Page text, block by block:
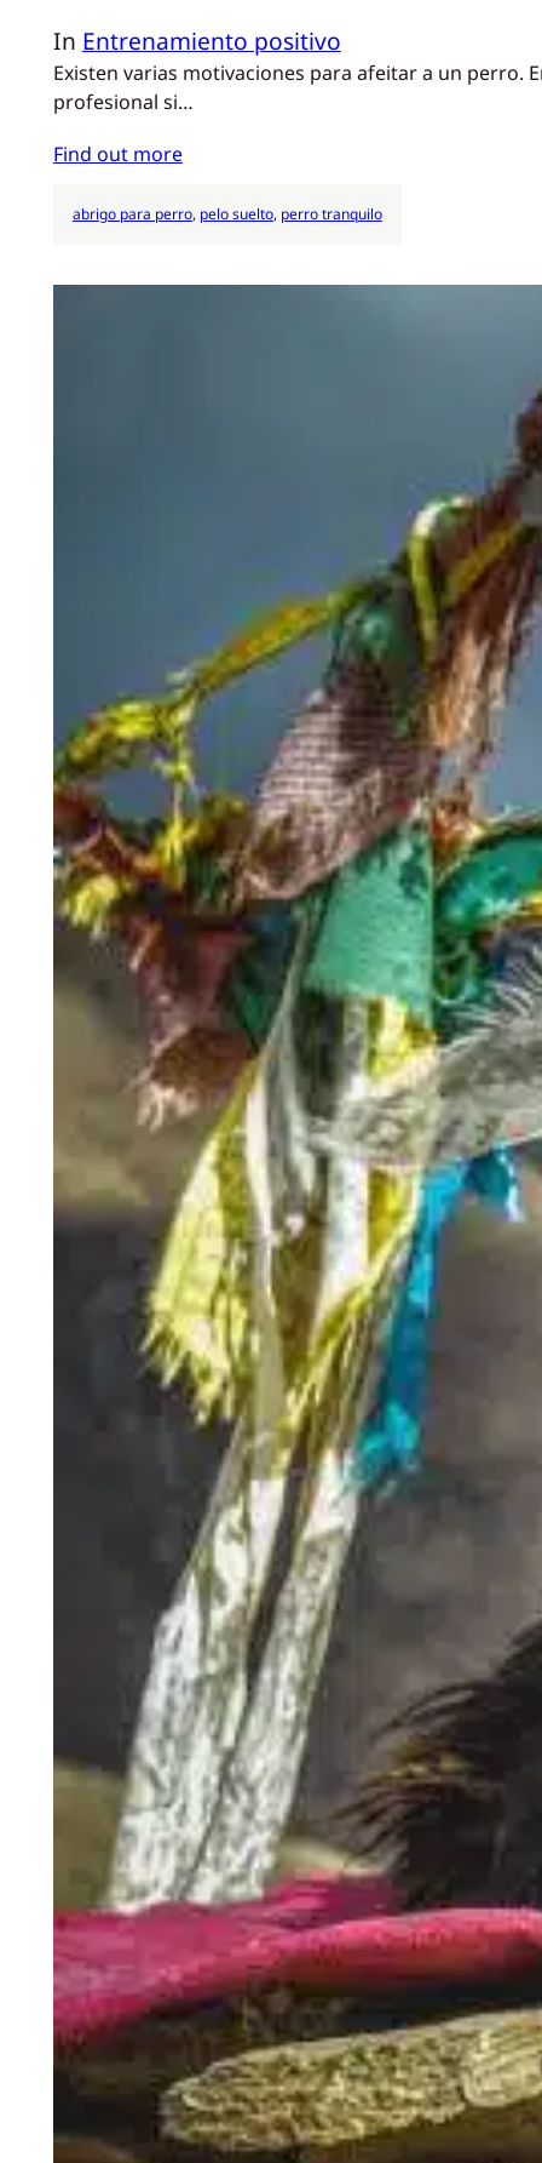
In Entrenamiento positivo
Existen varias motivaciones para afeitar a un perro.
profesional si…
Find out more
abrigo para perro, pelo suelto, perro tranquilo